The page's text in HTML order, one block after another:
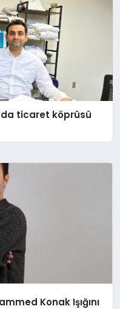
ticaret köprüsü
Konak Işığını